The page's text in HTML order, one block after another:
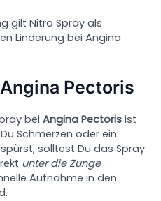
gilt Nitro Spray als
Linderung bei Angina
Pectoris
beiAngina Pectoris ist
Schmerzen oder ein
solltest Du das Spray
unter die Zunge
Aufnahme in den